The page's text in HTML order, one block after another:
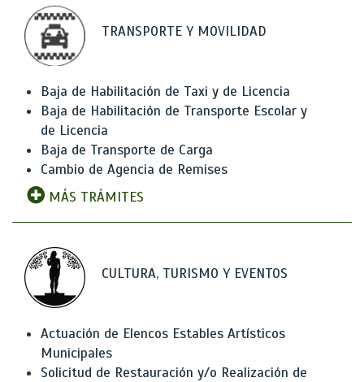
TRANSPORTE Y MOVILIDAD
Baja de Habilitación de Taxi y de Licencia
Baja de Habilitación de Transporte Escolar y
de Licencia
Baja de Transporte de Carga
Cambio de Agencia de Remises
MÁS TRÁMITES
CULTURA, TURISMO Y EVENTOS
Actuación de Elencos Estables Artísticos
Municipales
Solicitud de Restauración y/o Realización de